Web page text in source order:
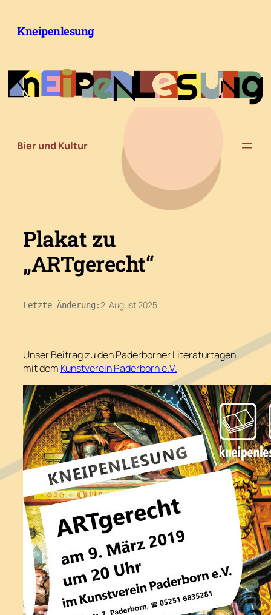
Inhalt
springen
Kneipenlesung
Bier und Kultur
Plakat zu
„ARTgerecht“
Letzte Änderung:2. August 2025
Unser Beitrag zu den Paderborner Literaturtagen
mit dem Kunstverein Paderborn e.V.